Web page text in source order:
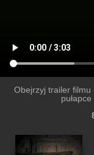
Obejrzyj trailer